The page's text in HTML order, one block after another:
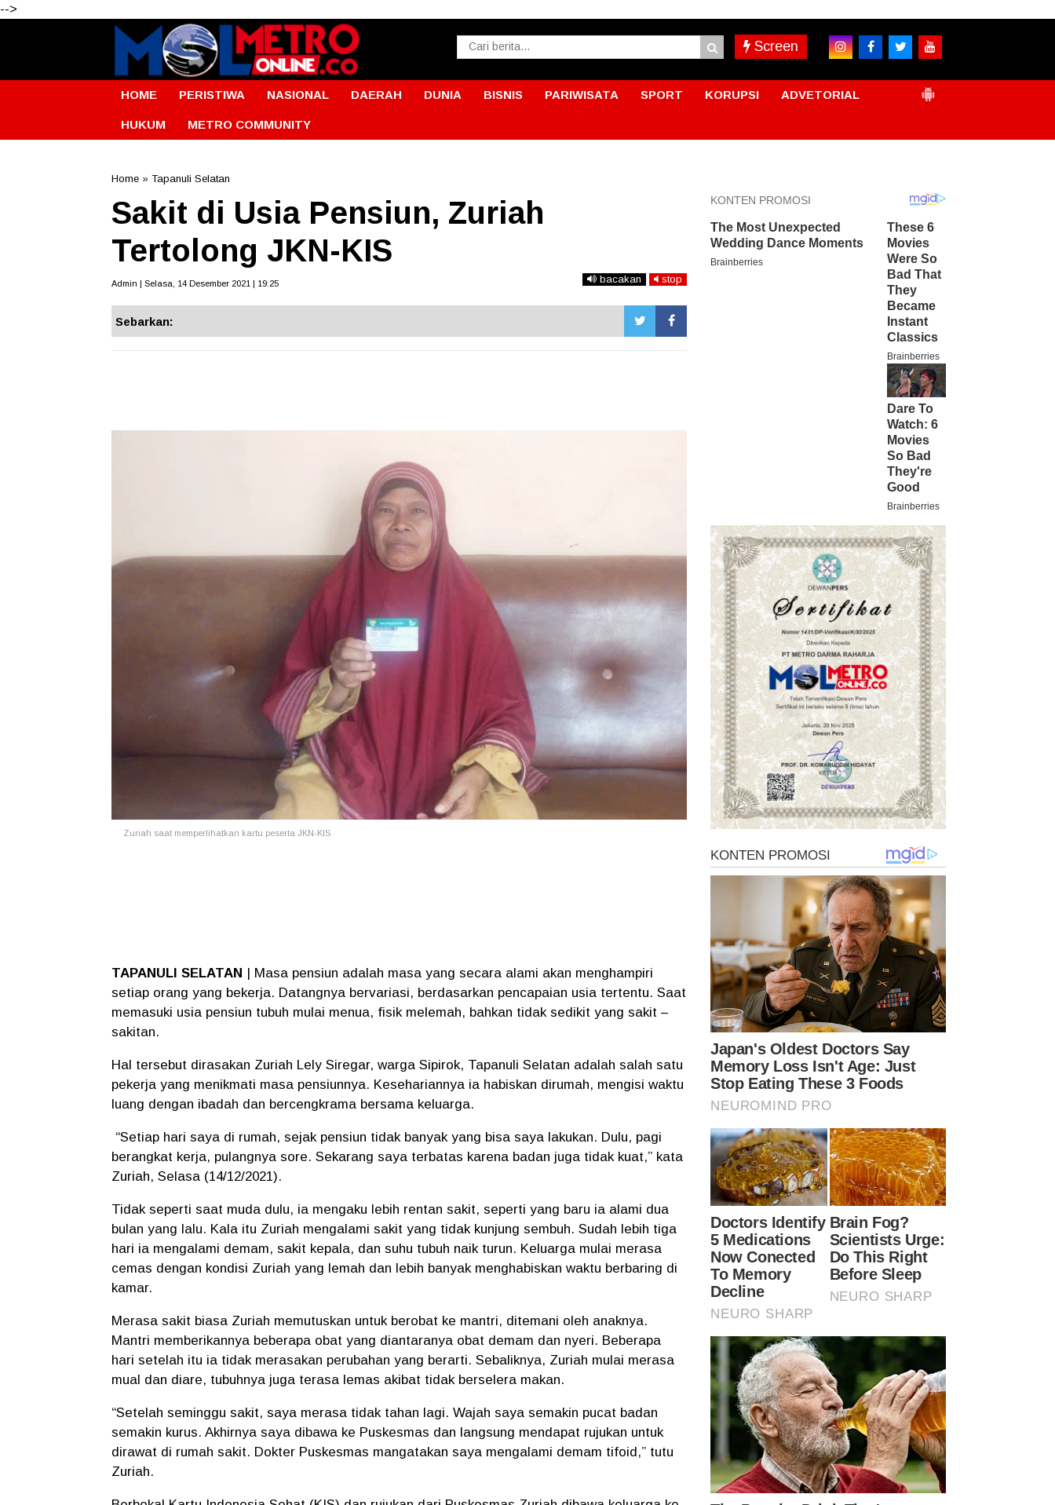
-->
Screen
HOME PERISTIWA NASIONAL DAERAH DUNIA BISNIS PARIWISATA SPORT KORUPSI ADVETORIAL
HUKUM METRO COMMUNITY
Home » Tapanuli Selatan
Sakit di Usia Pensiun, Zuriah
Tertolong JKN-KIS
Admin | Selasa, 14 Desember 2021 | 19:25 bacakan stop
Sebarkan:
Zuriah saat memperlihatkan kartu peserta JKN-KIS
TAPANULI SELATAN
| Masa pensiun adalah masa yang secara alami akan menghampiri
setiap orang yang bekerja. Datangnya bervariasi, berdasarkan pencapaian usia tertentu. Saat
memasuki usia pensiun tubuh mulai menua, fisik melemah, bahkan tidak sedikit yang sakit –
sakitan.
Hal tersebut dirasakan Zuriah Lely Siregar, warga Sipirok, Tapanuli Selatan adalah salah satu
pekerja yang menikmati masa pensiunnya. Kesehariannya ia habiskan dirumah, mengisi waktu
luang dengan ibadah dan bercengkrama bersama keluarga.
“Setiap hari saya di rumah, sejak pensiun tidak banyak yang bisa saya lakukan. Dulu, pagi
berangkat kerja, pulangnya sore. Sekarang saya terbatas karena badan juga tidak kuat,” kata
Zuriah, Selasa (14/12/2021).
Tidak seperti saat muda dulu, ia mengaku lebih rentan sakit, seperti yang baru ia alami dua
bulan yang lalu. Kala itu Zuriah mengalami sakit yang tidak kunjung sembuh. Sudah lebih tiga
hari ia mengalami demam, sakit kepala, dan suhu tubuh naik turun. Keluarga mulai merasa
cemas dengan kondisi Zuriah yang lemah dan lebih banyak menghabiskan waktu berbaring di
kamar.
Merasa sakit biasa Zuriah memutuskan untuk berobat ke mantri, ditemani oleh anaknya.
Mantri memberikannya beberapa obat yang diantaranya obat demam dan nyeri. Beberapa
hari setelah itu ia tidak merasakan perubahan yang berarti. Sebaliknya, Zuriah mulai merasa
mual dan diare, tubuhnya juga terasa lemas akibat tidak berselera makan.
“Setelah seminggu sakit, saya merasa tidak tahan lagi. Wajah saya semakin pucat badan
semakin kurus. Akhirnya saya dibawa ke Puskesmas dan langsung mendapat rujukan untuk
dirawat di rumah sakit. Dokter Puskesmas mangatakan saya mengalami demam tifoid,” tutu
Zuriah.